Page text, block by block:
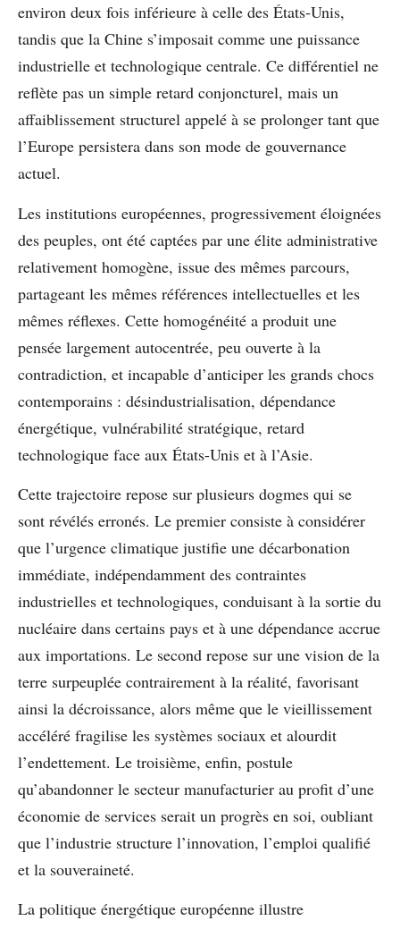
environ deux fois inférieure à celle des États-Unis,
tandis que la Chine s’imposait comme une puissance
industrielle et technologique centrale. Ce différentiel ne
reflète pas un simple retard conjoncturel, mais un
affaiblissement structurel appelé à se prolonger tant que
l’Europe persistera dans son mode de gouvernance
actuel.
Les institutions européennes, progressivement éloignées
des peuples, ont été captées par une élite administrative
relativement homogène, issue des mêmes parcours,
partageant les mêmes références intellectuelles et les
mêmes réflexes. Cette homogénéité a produit une
pensée largement autocentrée, peu ouverte à la
contradiction, et incapable d’anticiper les grands chocs
contemporains : désindustrialisation, dépendance
énergétique, vulnérabilité stratégique, retard
technologique face aux États-Unis et à l’Asie.
Cette trajectoire repose sur plusieurs dogmes qui se
sont révélés erronés. Le premier consiste à considérer
que l’urgence climatique justifie une décarbonation
immédiate, indépendamment des contraintes
industrielles et technologiques, conduisant à la sortie du
nucléaire dans certains pays et à une dépendance accrue
aux importations. Le second repose sur une vision de la
terre surpeuplée contrairement à la réalité, favorisant
ainsi la décroissance, alors même que le vieillissement
accéléré fragilise les systèmes sociaux et alourdit
l’endettement. Le troisième, enfin, postule
qu’abandonner le secteur manufacturier au profit d’une
économie de services serait un progrès en soi, oubliant
que l’industrie structure l’innovation, l’emploi qualifié
et la souveraineté.
La politique énergétique européenne illustre